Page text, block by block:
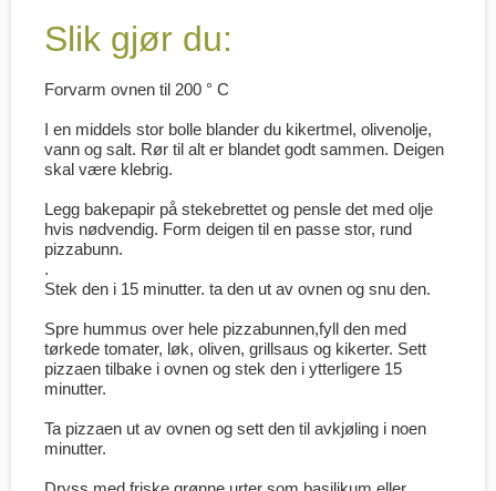
Slik gjør du:
Forvarm ovnen til 200 ° C
I en middels stor bolle blander du kikertmel, olivenolje,
vann og salt. Rør til alt er blandet godt sammen. Deigen
skal være klebrig.
Legg bakepapir på stekebrettet og pensle det med olje
hvis nødvendig. Form deigen til en passe stor, rund
pizzabunn.
.
Stek den i 15 minutter. ta den ut av ovnen og snu den.
Spre hummus over hele pizzabunnen,fyll den med
tørkede tomater, løk, oliven, grillsaus og kikerter. Sett
pizzaen tilbake i ovnen og stek den i ytterligere 15
minutter.
Ta pizzaen ut av ovnen og sett den til avkjøling i noen
minutter.